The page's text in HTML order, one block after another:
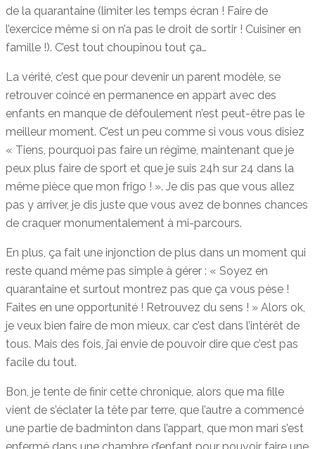
de la quarantaine (limiter les temps écran ! Faire de
l’exercice même si on n’a pas le droit de sortir ! Cuisiner en
famille !). C’est tout choupinou tout ça…
La vérité, c’est que pour devenir un parent modèle, se
retrouver coincé en permanence en appart avec des
enfants en manque de défoulement n’est peut-être pas le
meilleur moment. C’est un peu comme si vous vous disiez
« Tiens, pourquoi pas faire un régime, maintenant que je
peux plus faire de sport et que je suis 24h sur 24 dans la
même pièce que mon frigo ! ». Je dis pas que vous allez
pas y arriver, je dis juste que vous avez de bonnes chances
de craquer monumentalement à mi-parcours.
En plus, ça fait une injonction de plus dans un moment qui
reste quand même pas simple à gérer : « Soyez en
quarantaine et surtout montrez pas que ça vous pèse !
Faites en une opportunité ! Retrouvez du sens ! » Alors ok,
je veux bien faire de mon mieux, car c’est dans l’intérêt de
tous. Mais des fois, j’ai envie de pouvoir dire que c’est pas
facile du tout.
Bon, je tente de finir cette chronique, alors que ma fille
vient de s’éclater la tête par terre, que l’autre a commencé
une partie de badminton dans l’appart, que mon mari s’est